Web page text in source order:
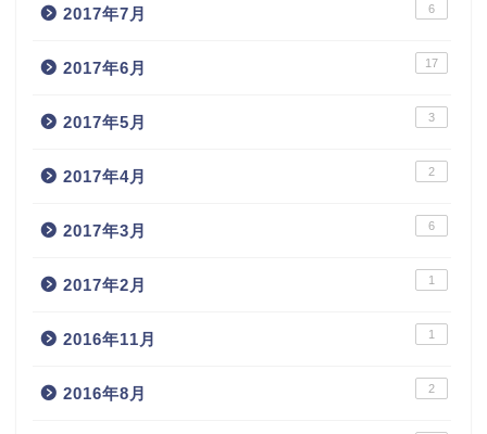
2017年7月 6
2017年6月 17
2017年5月 3
2017年4月 2
2017年3月 6
2017年2月 1
2016年11月 1
2016年8月 2